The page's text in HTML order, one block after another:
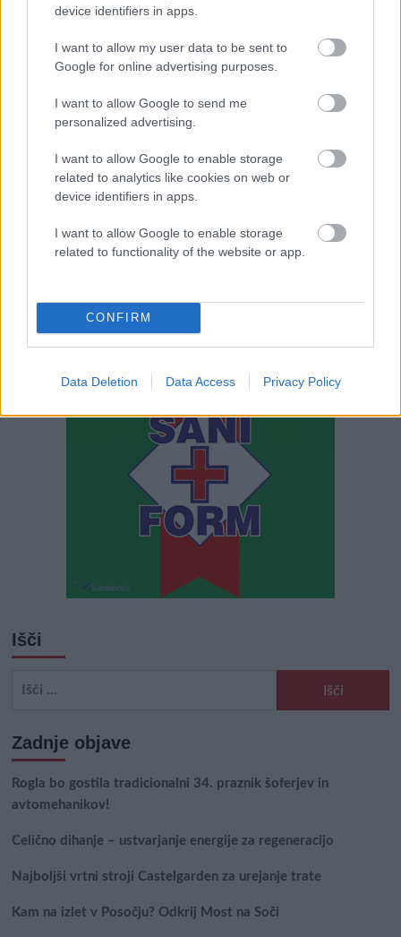
device identifiers in apps.
I want to allow my user data to be sent to
Google for online advertising purposes.
I want to allow Google to send me
personalized advertising.
I want to allow Google to enable storage
related to analytics like cookies on web or
device identifiers in apps.
I want to allow Google to enable storage
related to functionality of the website or app.
CONFIRM
Data Deletion Data Access Privacy Policy
SLO - stanje na cestah
klikni za vstop na www.promet.si
Išči
Zadnje objave
Rogla bo gostila tradicionalni 34. praznik šoferjev in
avtomehanikov!
Celično dihanje – ustvarjanje energije za regeneracijo
Najboljši vrtni stroji Castelgarden za urejanje trate
Kam na izlet v Posočju? Odkrij Most na Soči